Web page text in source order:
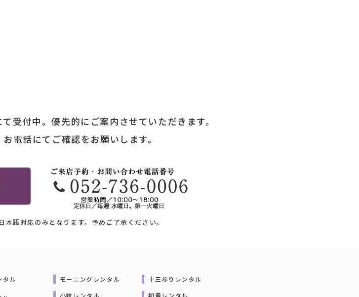
受付中。優先的にご案内させていただきます。
電話にてご確認をお願いします。
語対応のみとなります。予めご了承ください。
タル
モーニングレンタル
小紋レンタル
十三参りレンタル
初着レンタル